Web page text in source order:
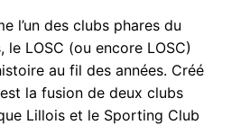
l’un des clubs phares du
LOSC (ou encore LOSC)
au fil des années. Créé
la fusion de deux clubs
Lillois et le Sporting Club